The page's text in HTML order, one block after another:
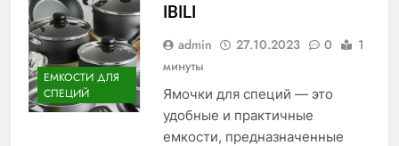
ЕМКОСТИ ДЛЯ
СПЕЦИЙ
IBILI
admin 27.10.2023 0
1
минуты
Ямочки для специй — это
удобные и практичные
емкости, предназначенные